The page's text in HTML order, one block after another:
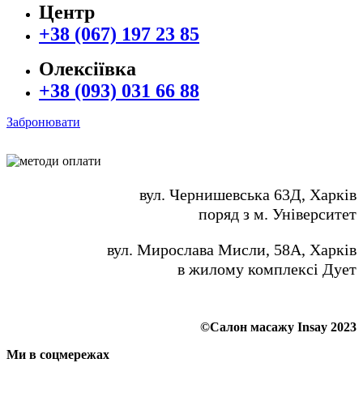
Центр
+38 (067) 197 23 85
Олексіївка
+38 (093) 031 66 88
Забронювати
вул. Чернишевська 63Д, Харків
поряд з м. Університет
вул. Мирослава Мисли, 58А, Харків
в жилому комплексі Дует
©Салон масажу Insay 2023
Ми в соцмережах